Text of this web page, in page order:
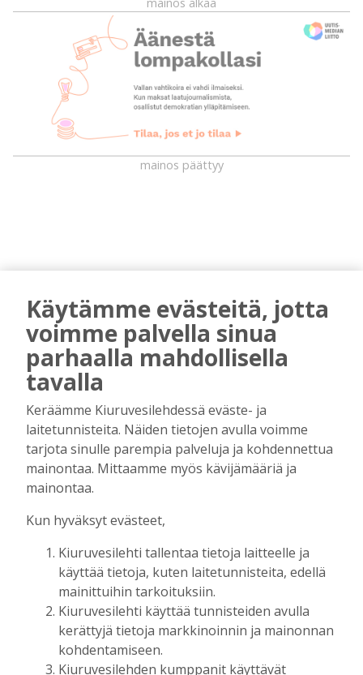
mainos alkaa
mainos päättyy
AIEMMIN AIHEESTA
Biokaasu, Hingunniemi, tiet,
rahoitusasiat, työllisyys, lääkäripula… –
ministeri Sari Essayahin kanssa piisasi
keskustelunaiheita
Tilaajille
Aku Laatikainen 6.8.2026 16:00
korkotason muutos heijastui alkuvuoden
Tilaajille
Toimitus 6.8.2026 13:18
Mikko Remes täyttää 50 vuotta – vaikka
villitystäkin on havaittavissa, sanoo
syntymäpäiväsankari oppineensa myös
hölläämään vauhtia
Käytämme evästeitä, jotta
voimme palvella sinua
parhaalla mahdollisella
tavalla
Keräämme Kiuruvesilehdessä eväste- ja
laitetunnisteita. Näiden tietojen avulla voimme
tarjota sinulle parempia palveluja ja kohdennettua
mainontaa. Mittaamme myös kävijämääriä ja
mainontaa.
Kun hyväksyt evästeet,
Kiuruvesilehti tallentaa tietoja laitteelle ja
käyttää tietoja, kuten laitetunnisteita, edellä
mainittuihin tarkoituksiin.
Kiuruvesilehti käyttää tunnisteiden avulla
kerättyjä tietoja markkinoinnin ja mainonnan
kohdentamiseen.
Kiuruvesilehden kumppanit käyttävät